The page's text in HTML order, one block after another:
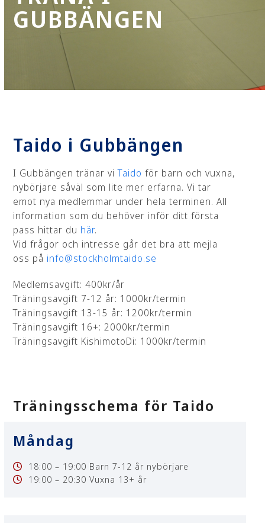
GUBBÄNGEN
Taido i Gubbängen
I Gubbängen tränar viTaido för barn och vuxna,
nybörjare såväl som lite mer erfarna. Vi tar
emot nya medlemmar under hela terminen. All
information som du behöver inför ditt första
pass hittar du här.
Vid frågor och intresse går det bra att mejla
oss på info@stockholmtaido.se
Medlemsavgift: 400kr/år
Träningsavgift 7-12 år: 1000kr/termin
Träningsavgift 13-15 år: 1200kr/termin
Träningsavgift 16+: 2000kr/termin
Träningsavgift KishimotoDi: 1000kr/termin
Träningsschema för Taido
Måndag
18:00 – 19:00 Barn 7-12 år nybörjare
19:00 – 20:30Vuxna 13+ år